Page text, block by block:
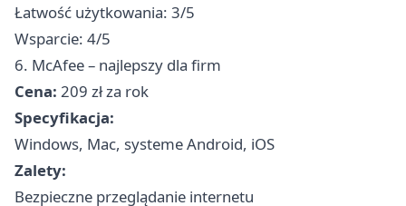
Łatwość użytkowania: 3/5
Wsparcie: 4/5
6. McAfee – najlepszy dla firm
Cena: 209 zł za rok
Specyfikacja:
Windows, Mac, systeme Android, iOS
Zalety:
Bezpieczne przeglądanie internetu